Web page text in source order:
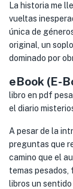
La historia me
vueltas
única de
original, un
dominado por
eBook (E-
libro en pdf
el diario
A pesar de la
preguntas que
camino que el
temas
libros un